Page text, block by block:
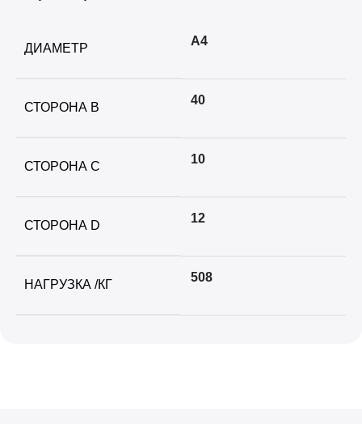
ДИАМЕТР
А4
СТОРОНА B
40
СТОРОНА C
10
СТОРОНА D
12
НАГРУЗКА /КГ
508